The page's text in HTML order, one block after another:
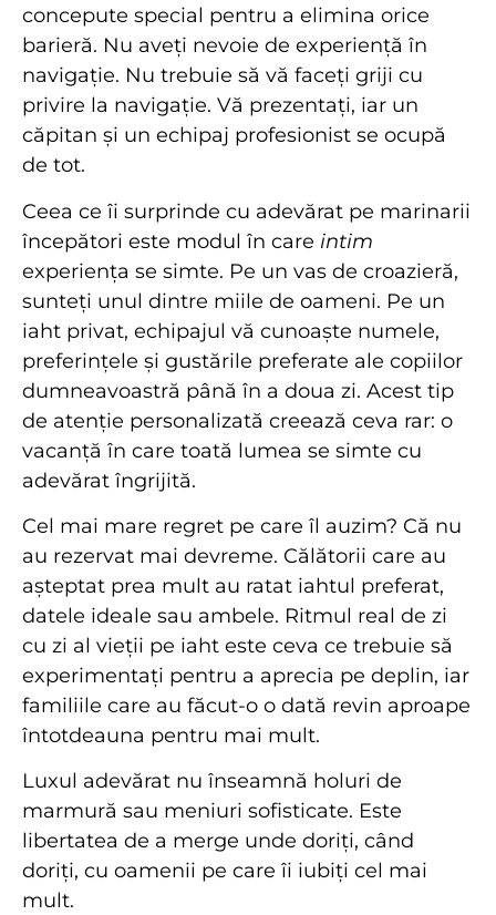
concepute special pentru a elimina orice
barieră. Nu aveți nevoie de experiență în
navigație. Nu trebuie să vă faceți griji cu
privire la navigație. Vă prezentați, iar un
căpitan și un echipaj profesionist se ocupă
de tot.
Ceea ce îi surprinde cu adevărat pe marinarii
începători este modul în care intim
experiența se simte. Pe un vas de croazieră,
sunteți unul dintre miile de oameni. Pe un
iaht privat, echipajul vă cunoaște numele,
preferințele și gustările preferate ale copiilor
dumneavoastră până în a doua zi. Acest tip
de atenție personalizată creează ceva rar: o
vacanță în care toată lumea se simte cu
adevărat îngrijită.
Cel mai mare regret pe care îl auzim? Că nu
au rezervat mai devreme. Călătorii care au
așteptat prea mult au ratat iahtul preferat,
datele ideale sau ambele. Ritmul real de zi
cu zi al vieții pe iaht este ceva ce trebuie să
experimentați pentru a aprecia pe deplin, iar
familiile care au făcut-o o dată revin aproape
întotdeauna pentru mai mult.
Luxul adevărat nu înseamnă holuri de
marmură sau meniuri sofisticate. Este
libertatea de a merge unde doriți, când
doriți, cu oamenii pe care îi iubiți cel mai
mult.